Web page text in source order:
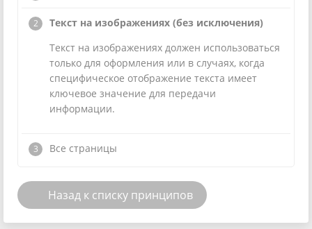
Текст на изображениях (без исключения)
Текст на изображениях должен использоваться
только для оформления или в случаях, когда
специфическое отображение текста имеет
ключевое значение для передачи
информации.
Все страницы
Назад к списку принципов